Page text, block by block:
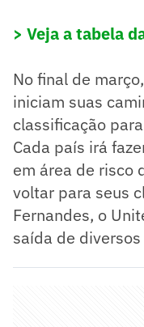
> Veja a tabela
No final de
iniciam suas
classificação
Cada país irá
em área de risco
voltar para seus
Fernandes, o
saída de